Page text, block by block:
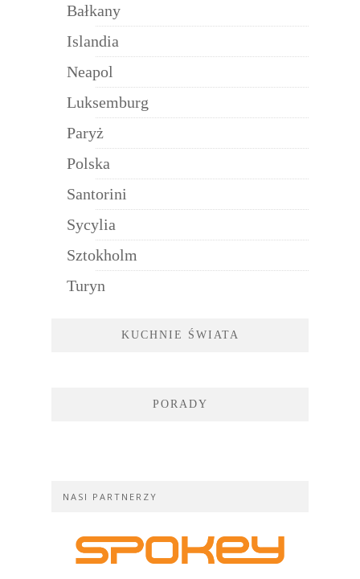
Bałkany
Islandia
Neapol
Luksemburg
Paryż
Polska
Santorini
Sycylia
Sztokholm
Turyn
KUCHNIE ŚWIATA
PORADY
NASI PARTNERZY